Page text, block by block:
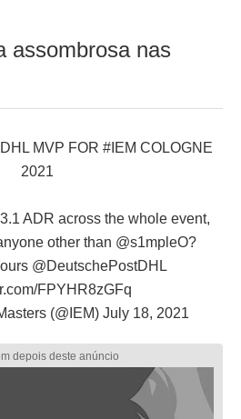
assombrosa nas
MVP FOR #IEM COLOGNE
2021
ADR across the whole event,
other than @s1mpleO?
@DeutschePostDHL
FPYHR8zGFq
(@IEM) July 18, 2021